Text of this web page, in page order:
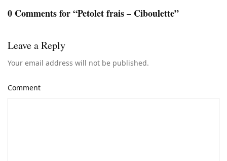
0 Comments for “Petolet frais – Ciboulette”
Leave a Reply
Your email address will not be published.
Comment